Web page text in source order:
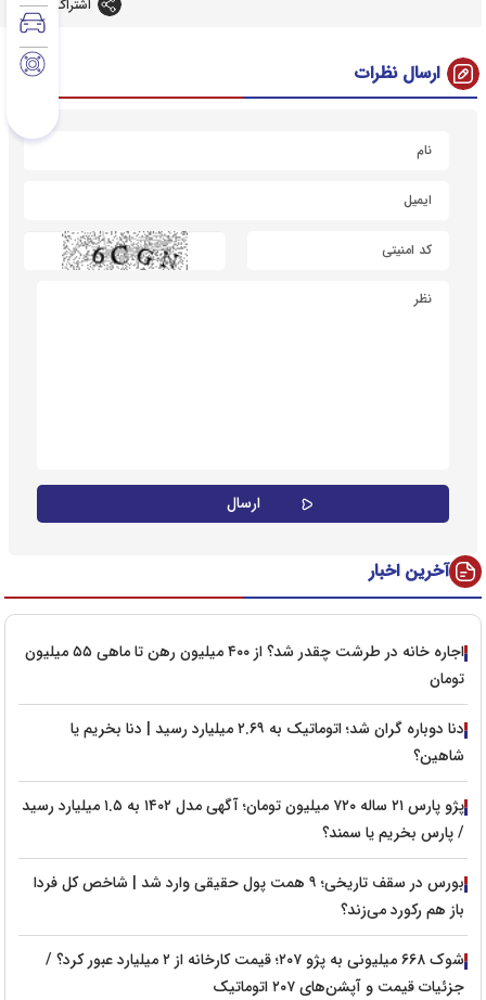
اشتراک گذاری
ارسال نظرات
آخرین اخبار
اجاره خانه در طرشت چقدر شد؟ از ۴۰۰ میلیون رهن تا ماهی ۵۵ میلیون
تومان
دنا دوباره گران شد؛ اتوماتیک به ۲.۶۹ میلیارد رسید | دنا بخریم یا
شاهین؟
پژو پارس ۲۱ ساله ۷۲۰ میلیون تومان؛ آگهی مدل ۱۴۰۲ به ۱.۵ میلیارد رسید
/ پارس بخریم یا سمند؟
بورس در سقف تاریخی؛ ۹ همت پول حقیقی وارد شد | شاخص کل فردا
باز هم رکورد می‌زند؟
شوک ۶۶۸ میلیونی به پژو ۲۰۷؛ قیمت کارخانه از ۲ میلیارد عبور کرد؟ /
جزئیات قیمت و آپشن‌های ۲۰۷ اتوماتیک